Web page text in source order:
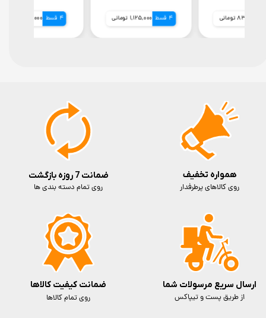
4 قسط 4 قسط
ضمانت 7 روزه بازگشت
روی تمام دسته بندی ها
ارسال سریع مرسولات شما
از طریق پست و تیپاکس
ضمانت کیفیت کالاها
روی تمام کالاها
همواره تخفیف
روی کالاهای پرطرفدار